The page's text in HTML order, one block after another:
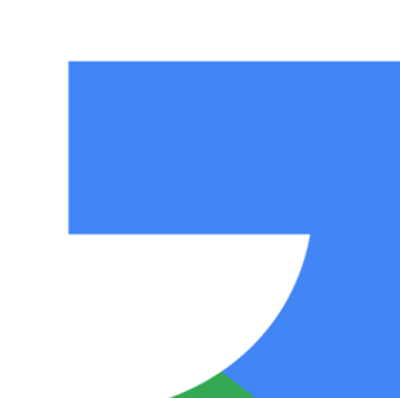
Cadena 3